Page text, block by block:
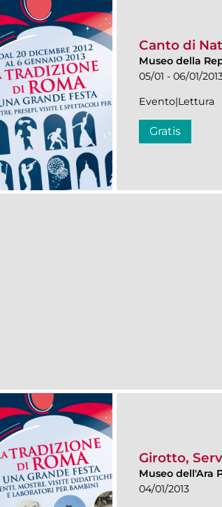
Canto di
Museo della
05/01 - 06/01/
Evento|Lettura
Gratis
Girotto,
Museo dell'Ara
04/01/2013